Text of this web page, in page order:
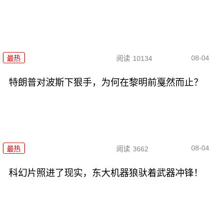
最热 阅读 10134 08-04
特朗普对波斯下狠手，为何在黎明前戛然而止？
最热 阅读 3662 08-04
科幻片照进了现实，东大机器狼驮着武器冲锋！